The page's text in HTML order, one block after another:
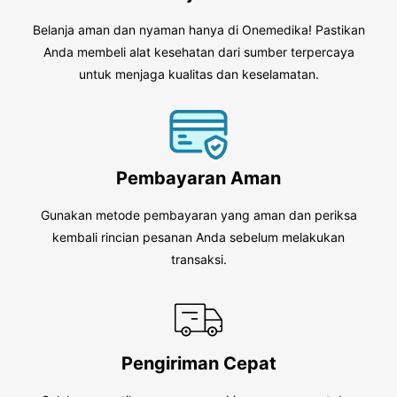
Belanja aman dan nyaman hanya di Onemedika! Pastikan
Anda membeli alat kesehatan dari sumber terpercaya
untuk menjaga kualitas dan keselamatan.
Pembayaran Aman
Gunakan metode pembayaran yang aman dan periksa
kembali rincian pesanan Anda sebelum melakukan
transaksi.
Pengiriman Cepat